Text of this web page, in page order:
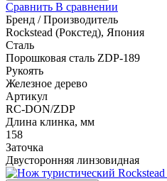
Сравнить В сравнении
Бренд / Производитель
Rockstead (Рокстед), Япония
Сталь
Порошковая сталь ZDP-189
Рукоять
Железное дерево
Артикул
RC-DON/ZDP
Длина клинка, мм
158
Заточка
Двусторонняя линзовидная